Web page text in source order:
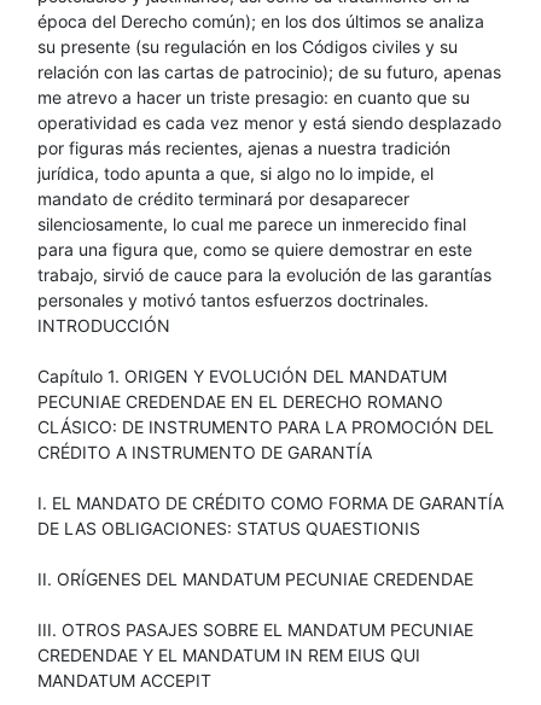
época del Derecho común); en los dos últimos se analiza
su presente (su regulación en los Códigos civiles y su
relación con las cartas de patrocinio); de su futuro, apenas
me atrevo a hacer un triste presagio: en cuanto que su
operatividad es cada vez menor y está siendo desplazado
por figuras más recientes, ajenas a nuestra tradición
jurídica, todo apunta a que, si algo no lo impide, el
mandato de crédito terminará por desaparecer
silenciosamente, lo cual me parece un inmerecido final
para una figura que, como se quiere demostrar en este
trabajo, sirvió de cauce para la evolución de las garantías
personales y motivó tantos esfuerzos doctrinales.
INTRODUCCIÓN
Capítulo 1. ORIGEN Y EVOLUCIÓN DEL MANDATUM
PECUNIAE CREDENDAE EN EL DERECHO ROMANO
CLÁSICO: DE INSTRUMENTO PARA LA PROMOCIÓN DEL
CRÉDITO A INSTRUMENTO DE GARANTÍA
I. EL MANDATO DE CRÉDITO COMO FORMA DE GARANTÍA
DE LAS OBLIGACIONES: STATUS QUAESTIONIS
II. ORÍGENES DEL MANDATUM PECUNIAE CREDENDAE
III. OTROS PASAJES SOBRE EL MANDATUM PECUNIAE
CREDENDAE Y EL MANDATUM IN REM EIUS QUI
MANDATUM ACCEPIT